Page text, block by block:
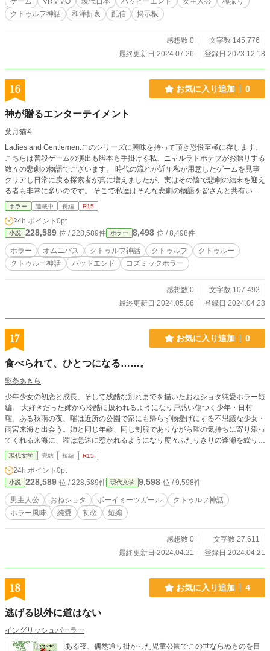
混ぜられていると楽しい 【簡単なあらすじ】 二倉すのこは個
人勢のVTuberである。チャンネル登録者数は50人弱。 人気
Rゲームに目を付ける。これに参加すれば人気上昇が望める
のではないか、更には推し達のてぇてぇ絡みが間近で見られ
のイベント。その中で彼女はチャンネル登録者数を倍々に増
やしていく。更には最推しの秘密も知る事になって……！？
にも掲載しています。
クトゥルフ神話
和洋折衷 配信 掲示板
感想数 0
文字数 145,776
最終更新日 2024.07.26
登録日 2023.12.18
16 お気に入り追加 0
神が贈るエンターテイメント
葉月猫斗
Ladies and Gentlemen.このシリーズに興味を持って頂き恐悦至極に存します。
こちらは普段ゲームの演出も脚本も手掛ける私、ニャルラトホテプがお贈りする
数々の悲劇の物語でございます。 時代の流れか近年私が用意したゲームを見事
クリアし日常に戻る探索者が真に増えましたが、実はその陰で悲劇の結末を迎え
る者も非常に多いのです。 そこで私達はそんな悲劇の物語を皆さんと共有いた
いと思い、この場を設ける事にいたしました。 スポットライトを浴びる彼等
は、また彼女等はどんな選択をし、その結果どんな悲劇の結末を迎えるのか。こ
の話を読んだあなた方が愉悦を感じて頂けたら私どもも幸いでございます。 そ
れでは只今よりエンターテイメントを開催いたします！
ホラー 連載中 長編 R15
24h.ポイント 0pt
小説 228,589 位 / 228,589件 ホラー 8,498 位 / 8,498件
ホラー オムニバス クトゥルフ神話 クトゥルフ
クトゥルー
クトゥルー神話
バッドエンド コズミックホラー
感想数 0
文字数 107,492
最終更新日 2024.05.06
登録日 2024.04.28
17 お気に入り追加 0
食べられて、ひとつになる……。
彩条あきら
少年少女の初恋と成長、そして残酷な別れまでを描いたおねショタ純愛ホラー短
編。 大好きだった姉から冷酷に扱われるようになり戸惑い傷つく少年・日村
曜。ある秋雨の夜、曜は近所の公園で家にも帰らず物憂げにする不思議な少女・
雨宮来海と出会う。姉と同じ年齢、同じ制服でありながら曜の気持ちに寄り添っ
てくれる来海に、曜は急速に惹かれるようになり度々ふたりきりの逢瀬を繰り返
す。 だが実は、来海の母は人肉屍食のカルト崇拝者であり、娘である来海もま
た歪んだ教育の結果、曜への食人衝動が徐々に抑えが効かなくなりつつあったの
だった。ふたりの初恋の行方は…。 ※別サイトの企画に出していた作品を転
載・再構成したものです※
現代文学 完結 短編 R15
24h.ポイント 0pt
小説 228,589 位 / 228,589件 現代文学 9,598 位 / 9,598件
男主人公 おねショタ ボーイミーツガール
クトゥルフ神話
ホラー風味
純愛 初恋 短編
感想数 0
文字数 27,611
最終更新日 2024.04.21
登録日 2024.04.21
18 お気に入り追加 4
逃げる以外に道はない
イングリッシュパーラー
ある夜、偶然通り掛かった児童公園でこの世ならぬものを目